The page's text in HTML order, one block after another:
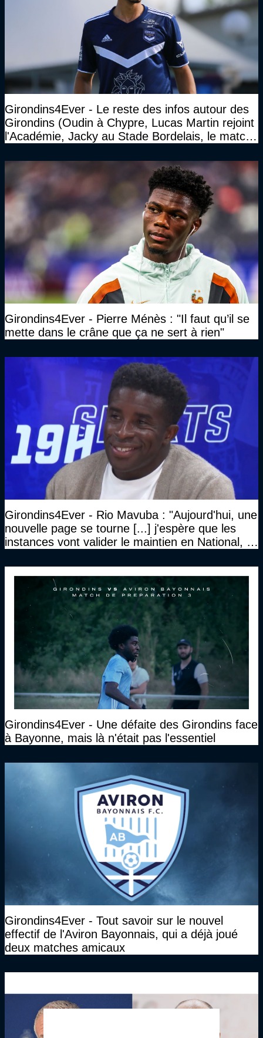
Girondins4Ever - Le reste des infos autour des
Girondins (Oudin à Chypre, Lucas Martin rejoint
l'Académie, Jacky au Stade Bordelais, le match
Girondins4Ever - Pierre Ménès : "Il faut qu’il se
mette dans le crâne que ça ne sert à rien"
Girondins4Ever - Rio Mavuba : "Aujourd'hui, une
nouvelle page se tourne [...] j'espère que les
instances vont valider le maintien en National, et
haut niveau"
Girondins4Ever - Une défaite des Girondins face
à Bayonne, mais là n'était pas l'essentiel
Girondins4Ever - Tout savoir sur le nouvel
effectif de l'Aviron Bayonnais, qui a déjà joué
deux matches amicaux